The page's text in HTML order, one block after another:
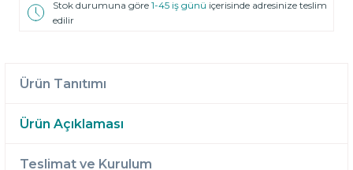
Stok durumuna göre1-45 iş günü içerisinde adresinize teslim
edilir
Ürün Tanıtımı
Ürün Açıklaması
Teslimat ve Kurulum